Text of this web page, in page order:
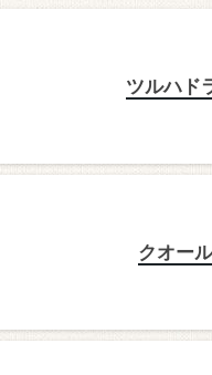
ツルハド
クオー